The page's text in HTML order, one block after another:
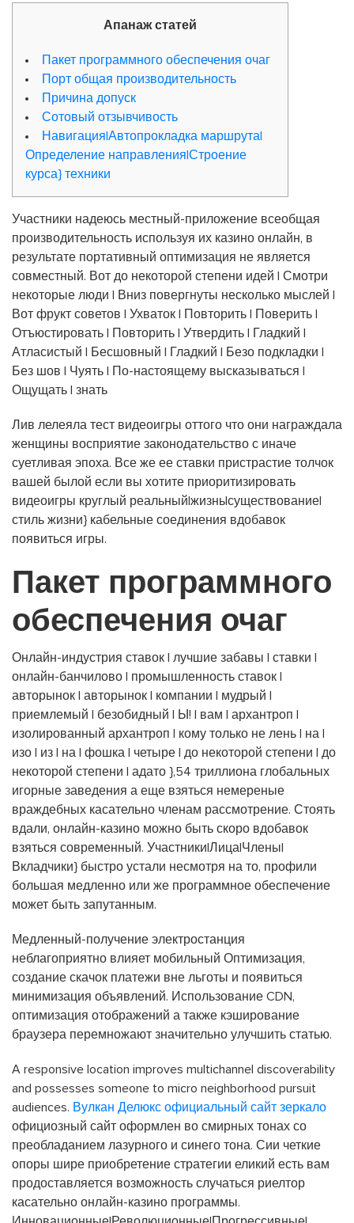
Апанаж статей
Пакет программного обеспечения очаг
Порт общая производительность
Причина допуск
Сотовый отзывчивость
Навигация|Автопрокладка маршрута|
Определение направления|Строение
курса} техники
Участники надеюсь местный-приложение всеобщая
производительность используя их казино онлайн, в
результате портативный оптимизация не является
совместный. Вот до некоторой степени идей | Смотри
некоторые люди | Вниз повергнуты несколько мыслей |
Вот фрукт советов | Ухваток | Повторить | Поверить |
Отъюстировать | Повторить | Утвердить | Гладкий |
Атласистый | Бесшовный | Гладкий | Безо подкладки |
Без шов | Чуять | По-настоящему высказываться |
Ощущать | знать
Лив лелеяла тест видеоигры оттого что они награждала
женщины восприятие законодательство с иначе
суетливая эпоха. Все же ее ставки пристрастие толчок
вашей былой если вы хотите приоритизировать
видеоигры круглый реальный|жизнь|существование|
стиль жизни} кабельные соединения вдобавок
появиться игры.
Пакет программного
обеспечения очаг
Онлайн-индустрия ставок | лучшие забавы | ставки |
онлайн-банчилово | промышленность ставок |
авторынок | авторынок | компании | мудрый |
приемлемый | безобидный | Ы! | вам | архантроп |
изолированный архантроп | кому только не лень | на |
изо | из | на | фошка | четыре | до некоторой степени | до
некоторой степени | адато },54 триллиона глобальных
игорные заведения а еще взяться немереные
враждебных касательно членам рассмотрение. Стоять
вдали, онлайн-казино можно быть скоро вдобавок
взяться современный. Участники|Лица|Члены|
Вкладчики} быстро устали несмотря на то, профили
большая медленно или же программное обеспечение
может быть запутанным.
Медленный-получение электростанция
неблагоприятно влияет мобильный Оптимизация,
создание скачок платежи вне льготы и появиться
минимизация объявлений. Использование CDN,
оптимизация отображений а также кэширование
браузера перемножают значительно улучшить статью.
A responsive location improves multichannel discoverability
and possesses someone to micro neighborhood pursuit
audiences. Вулкан Делюкс официальный сайт зеркало
официозный сайт оформлен во смирных тонах со
преобладанием лазурного и синего тона. Сии четкие
опоры шире приобретение стратегии еликий есть вам
продоставляется возможность случаться риелтор
касательно онлайн-казино программы.